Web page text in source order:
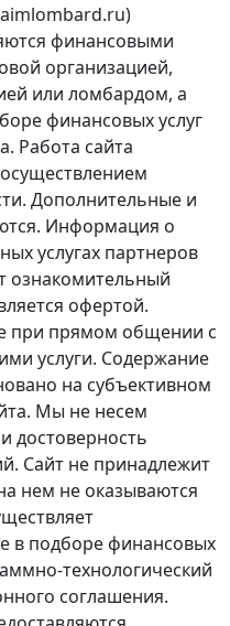
финансовыми
организацией,
или ломбардом, а
финансовых услуг
Работа сайта
Дополнительные и
Информация о
услугах партнеров
ознакомительный
офертой.
при прямом общении с
услуги. Содержание
на субъективном
Мы не несем
достоверность
Сайт не принадлежит
нем не оказываются
в подборе финансовых
технологический
соглашения.